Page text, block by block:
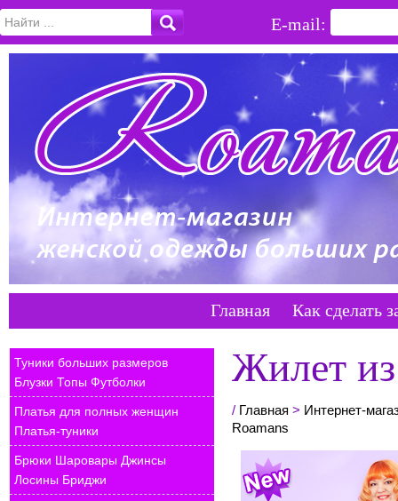
E-mail:
Главная Как сделать
Туники больших размеров
Блузки Топы Футболки
Платья для полных женщин
Платья-туники
Брюки Шаровары Джинсы
Лосины Бриджи
Жилет
/ Главная > Интернет-
Roamans